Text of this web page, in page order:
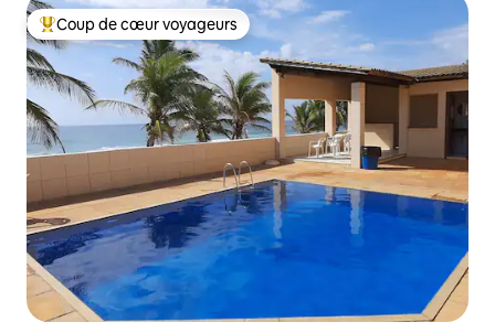
Coups de cœur voyageurs les plus appréciés
Coup de cœur voyageurs